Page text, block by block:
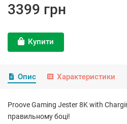
3399 грн
Купити
Опис Характеристики
Proove Gaming Jester 8K with
правильному боці!